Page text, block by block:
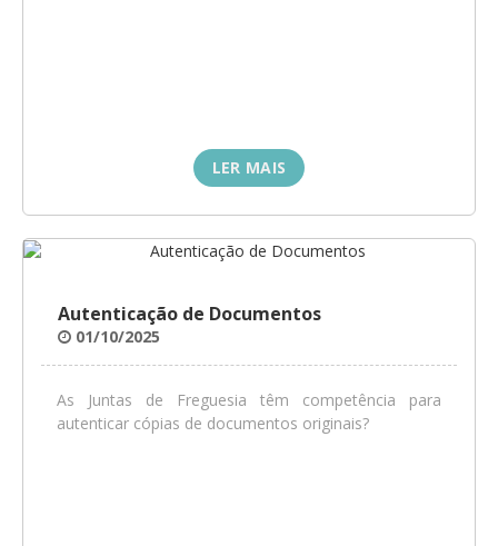
LER MAIS
Autenticação de Documentos
01/10/2025
As Juntas de Freguesia têm competência para
autenticar cópias de documentos originais?